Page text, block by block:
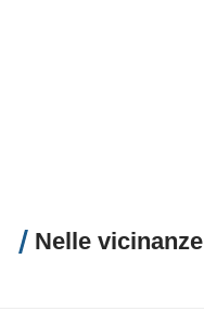
Nelle vicinanze